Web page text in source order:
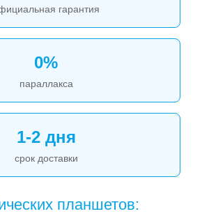
гарантия
0%
параллакса
1-2 дня
срок доставки
планшетов: